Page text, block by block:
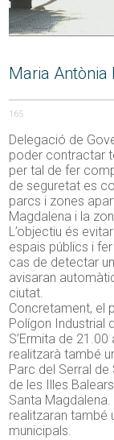
Maria Antònia
165
Delegació de
poder contractar
per tal de fer
de seguretat es
parcs i zones
Magdalena i la
L’objectiu és
espais públics i
cas de detectar
avisaran
ciutat.
Concretament, el
Polígon Industrial
S’Ermita de
realitzarà també
Parc del Serral
de les Illes
Santa
realitzaran també
municipals.